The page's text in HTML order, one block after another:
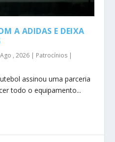
A ADIDAS E DEIXA
, 2026 | Patrocínios |
assinou uma parceria
todo o equipamento...